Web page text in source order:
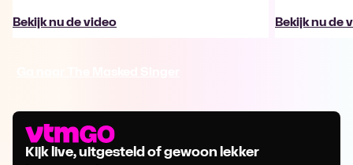
Bekijk nu de video Bekijk nu de
Kijk live, uitgesteld of gewoon lekker